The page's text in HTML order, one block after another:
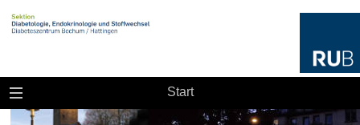
Start